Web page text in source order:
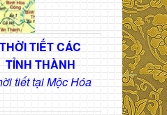
THỜI TIẾT CÁC
TỈNH THÀNH
tiết tại Mộc Hóa